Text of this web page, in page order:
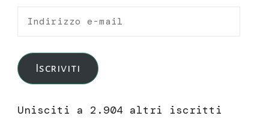
Indirizzo
mail
Iscriviti
Unisciti a 2.904 altri iscritti